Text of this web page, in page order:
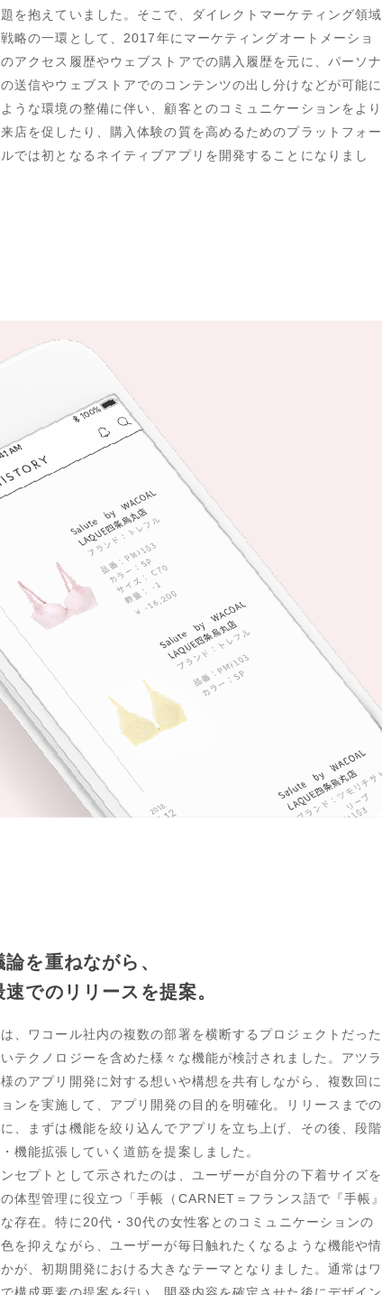
を抱えていました。そこで、ダイレクトマーケティング領域
略の一環として、2017年にマーケティングオートメーショ
アクセス履歴やウェブストアでの購入履歴を元に、パーソナ
送信やウェブストアでのコンテンツの出し分けなどが可能に
うな環境の整備に伴い、顧客とのコミュニケーションをより
店を促したり、購入体験の質を高めるためのプラットフォー
では初となるネイティブアプリを開発することになりまし
を重ねながら、
速でのリリースを提案。
、ワコール社内の複数の部署を横断するプロジェクトだった
テクノロジーを含めた様々な機能が検討されました。アツラ
のアプリ開発に対する想いや構想を共有しながら、複数回に
ンを実施して、アプリ開発の目的を明確化。リリースまでの
、まずは機能を絞り込んでアプリを立ち上げ、その後、段階
機能拡張していく道筋を提案しました。
セプトとして示されたのは、ユーザーが自分の下着サイズを
体型管理に役立つ「手帳（CARNET＝フランス語で『手帳』
存在。特に20代・30代の女性客とのコミュニケーションの
を抑えながら、ユーザーが毎日触れたくなるような機能や情
が、初期開発における大きなテーマとなりました。通常はワ
構成要素の提案を行い、開発内容を確定させた後にデザイン